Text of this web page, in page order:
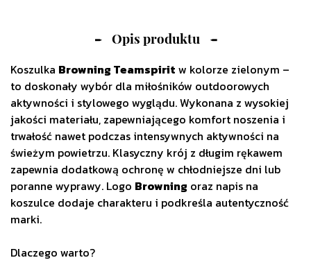
Opis produktu
Koszulka Browning Teamspirit w kolorze zielonym –
to doskonały wybór dla miłośników outdoorowych
aktywności i stylowego wyglądu. Wykonana z wysokiej
jakości materiału, zapewniającego komfort noszenia i
trwałość nawet podczas intensywnych aktywności na
świeżym powietrzu. Klasyczny krój z długim rękawem
zapewnia dodatkową ochronę w chłodniejsze dni lub
poranne wyprawy. Logo Browning oraz napis na
koszulce dodaje charakteru i podkreśla autentyczność
marki.
Dlaczego warto?